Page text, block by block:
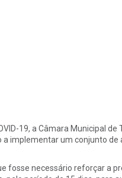
19, a Câmara Municipal
a implementar um conjunto
fosse necessário reforçar a